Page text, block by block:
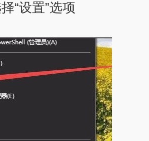
“设置”选项